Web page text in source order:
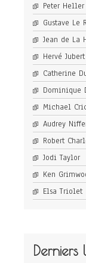
Peter Heller
Gustave Le
Jean de La
Hervé Jubert
Catherine
Dominique
Michael
Audrey
Robert
Jodi Taylor
Ken
Elsa Triolet
Derniers